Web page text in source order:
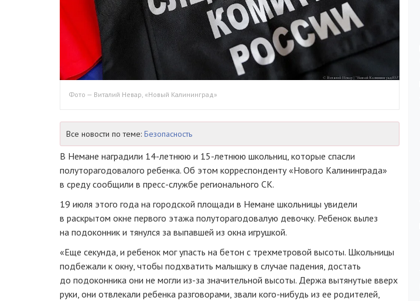
Фото — Виталий Невар, «Новый Калининград»
Все новости по теме: Безопасность
В Немане наградили 14-летнюю и 15-летнюю школьниц, которые спасли
полуторагодовалого ребенка. Об этом корреспонденту «Нового Калининграда»
в среду сообщили в пресс-службе регионального СК.
19 июля этого года на городской площади в Немане школьницы увидели
в раскрытом окне первого этажа полуторагодовалую девочку. Ребенок вылез
на подоконник и тянулся за выпавшей из окна игрушкой.
«Еще секунда, и ребенок мог упасть на бетон с трехметровой высоты. Школьницы
подбежали к окну, чтобы подхватить малышку в случае падения, достать
до подоконника они не могли из-за значительной высоты. Держа вытянутые вверх
руки, они отвлекали ребенка разговорами, звали кого-нибудь из ее родителей,